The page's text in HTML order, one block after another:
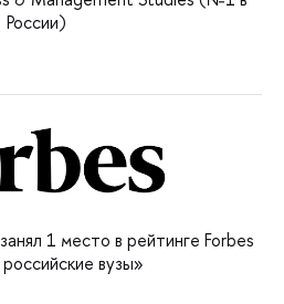
России)
1 место в рейтинге Forbes
вузы»